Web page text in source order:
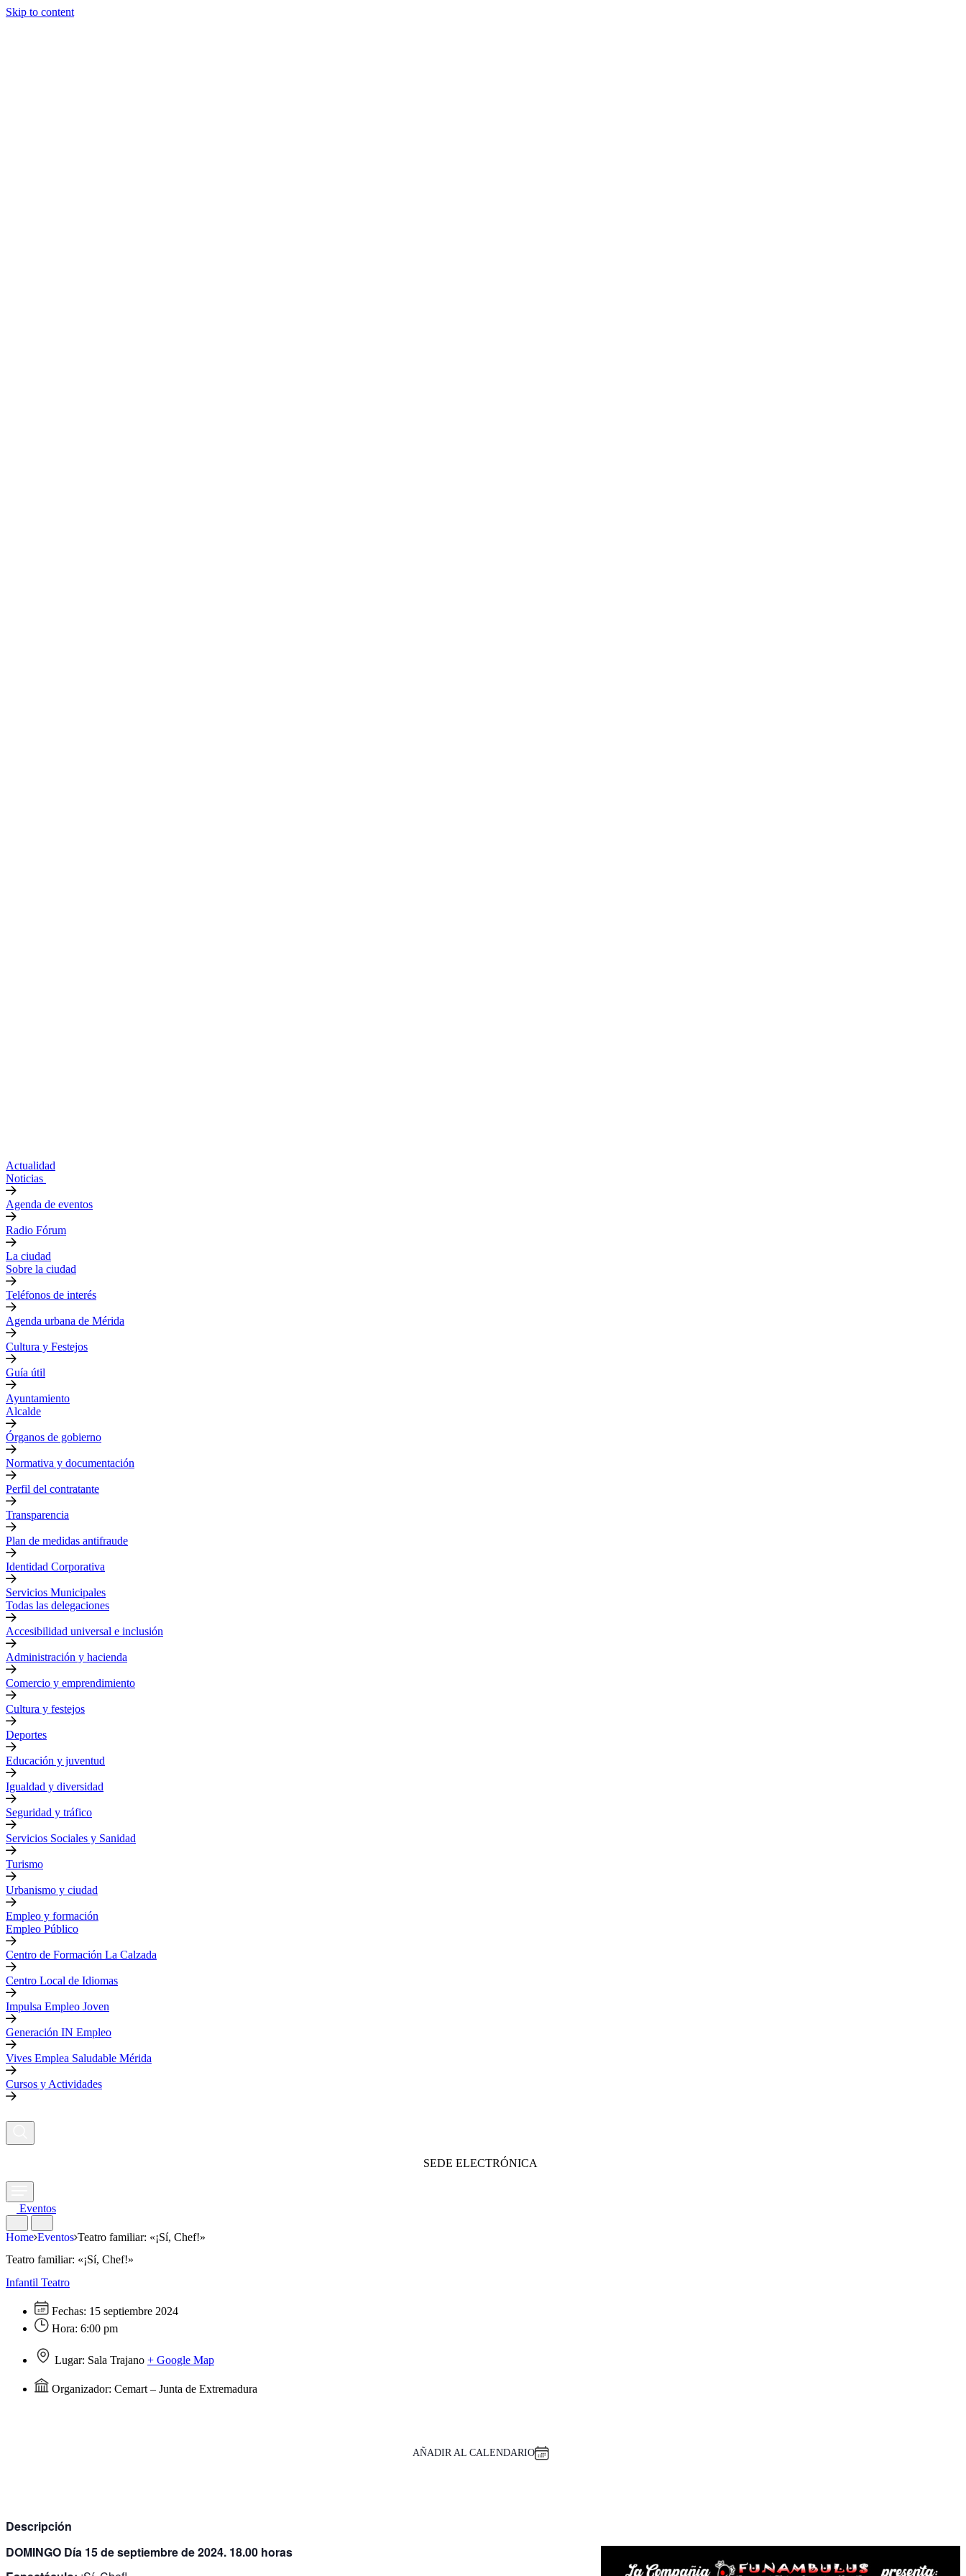
Skip to content
Actualidad
Noticias
Agenda de eventos
Radio Fórum
La ciudad
Sobre la ciudad
Teléfonos de interés
Agenda urbana de Mérida
Cultura y Festejos
Guía útil
Ayuntamiento
Alcalde
Órganos de gobierno
Normativa y documentación
Perfil del contratante
Transparencia
Plan de medidas antifraude
Identidad Corporativa
Servicios Municipales
Todas las delegaciones
Accesibilidad universal e inclusión
Administración y hacienda
Comercio y emprendimiento
Cultura y festejos
Deportes
Educación y juventud
Igualdad y diversidad
Seguridad y tráfico
Servicios Sociales y Sanidad
Turismo
Urbanismo y ciudad
Empleo y formación
Empleo Público
Centro de Formación La Calzada
Centro Local de Idiomas
Impulsa Empleo Joven
Generación IN Empleo
Vives Emplea Saludable Mérida
Cursos y Actividades
SEDE ELECTRÓNICA
Eventos
Home Eventos Teatro familiar: «¡Sí, Chef!»
Teatro familiar: «¡Sí, Chef!»
Infantil Teatro
Fechas: 15 septiembre 2024
Hora: 6:00 pm
Lugar: Sala Trajano + Google Map
Organizador: Cemart – Junta de Extremadura
AÑADIR AL CALENDARIO
Descripción
DOMINGO Día 15 de septiembre de 2024. 18.00 horas